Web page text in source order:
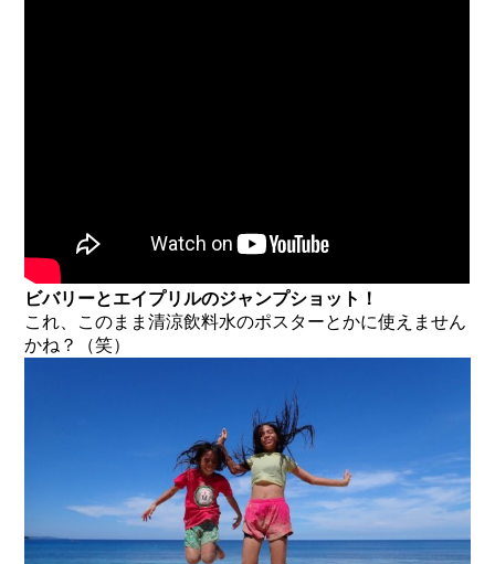
ビバリーとエイプリルのジャンプショット！
これ、このまま清涼飲料水のポスターとかに使えません
かね？（笑）